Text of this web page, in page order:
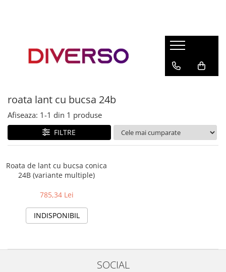
ASA
SILK
HIPS
PMMA
MULTIMATERIAL
roata lant cu bucsa 24b
Afiseaza: 1-1 din 1 produse
FILTRE
Roata de lant cu bucsa conica
24B (variante multiple)
785,34 Lei
INDISPONIBIL
SOCIAL